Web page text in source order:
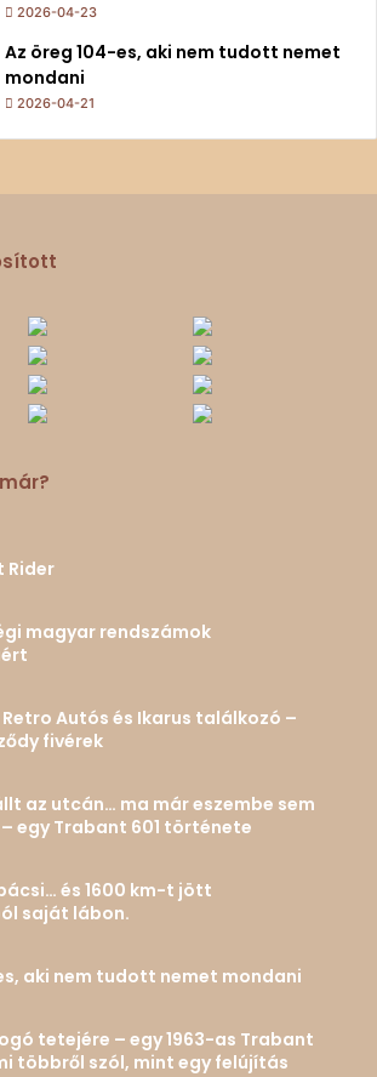
2026-04-23
Az öreg 104-es, aki nem tudott nemet
mondani
2026-04-21
Rider
magyar rendszámok
Retro Autós és Ikarus találkozó –
fivérek
az utcán… ma már eszembe sem
egy Trabant 601 története
és 1600 km-t jött
saját lábon.
aki nem tudott nemet mondani
tetejére – egy 1963-as Trabant
többről szól, mint egy felújítás